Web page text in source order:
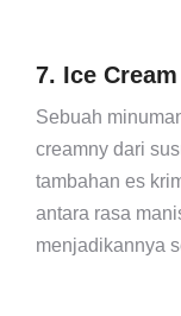
7. Ice
Sebuah
creamny dari
tambahan es
antara rasa
menjadikannya